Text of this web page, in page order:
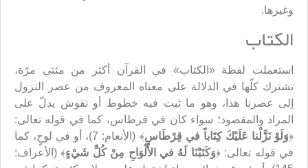
وغيرها.
الكتاب
استعملت لفظة «الكتاب» في القرآن أكثر من مئتي مرّة،
تشترك كلّها في الدلالة على معناه المعروف من عصر النزول
إلى عصرنا هذا، وهو ما ثبت فيه خطوط أو نقوش يدلّ على
المراد والمقصود؛ سواء كان في قرطاس، كما في قوله تعالى:
﴿وَلَوْ نَزَّلْنا عَلَيْكَ كِتَاباً في قِرْطَاسٍ
﴾ (الأنعام: 7)، أو في لوحٍ، كما
في قوله تعالى: ﴿وَكَتَبْنَا لَهُ في الأَلْوَاحِ مِنْ كُلِّ شَيْ‏ءٍ﴾ (الأعراف: